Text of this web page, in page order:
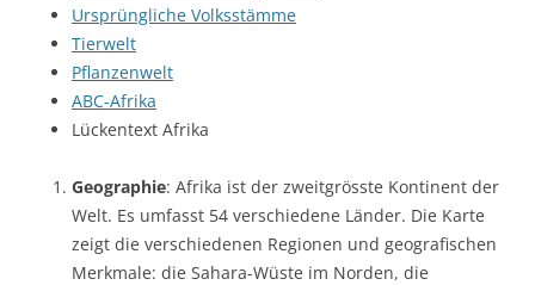
Ursprüngliche Volksstämme
Tierwelt
Pflanzenwelt
ABC-Afrika
Lückentext Afrika
Geographie: Afrika ist der zweitgrösste Kontinent der
Welt. Es umfasst 54 verschiedene Länder. Die Karte
zeigt die verschiedenen Regionen und geografischen
Merkmale: die Sahara-Wüste im Norden, die